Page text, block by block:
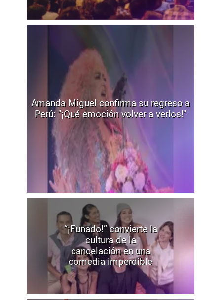
Amanda Miguel confirma su regreso a
Perú: "¡Qué emoción volver a verlos!"
“¡Funado!” convierte la
cultura de la
cancelación en una
comedia imperdible